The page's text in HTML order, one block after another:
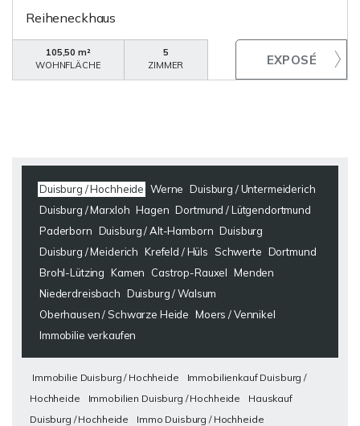
Reiheneckhaus
105,50 m²
WOHNFLÄCHE
5
ZIMMER
Duisburg / Hochheide Werne Duisburg / Untermeiderich
Duisburg / Marxloh Hagen Dortmund / Lütgendortmund
Paderborn Duisburg / Alt-Hamborn Duisburg
Duisburg / Meiderich Krefeld / Hüls Schwerte Dortmund
Brohl-Lützing Kamen Castrop-Rauxel Menden
Niederdreisbach Duisburg / Walsum
Oberhausen / Schwarze Heide Moers / Vennikel
Immobilie verkaufen
Immobilie Duisburg / Hochheide
Immobilienkauf Duisburg /
Hochheide
Immobilien Duisburg / Hochheide
Hauskauf
Duisburg / Hochheide
Immo Duisburg / Hochheide